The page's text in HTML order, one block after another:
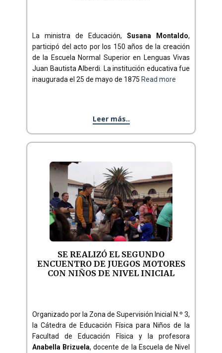
La ministra de Educación, Susana Montaldo,
participó del acto por los 150 años de la creación
de la Escuela Normal Superior en Lenguas Vivas
Juan Bautista Alberdi. La institución educativa fue
inaugurada el 25 de mayo de 1875 Read more
Leer más..
SE REALIZÓ EL SEGUNDO
ENCUENTRO DE JUEGOS MOTORES
CON NIÑOS DE NIVEL INICIAL
Organizado por la Zona de Supervisión Inicial N.º 3,
la Cátedra de Educación Física para Niños de la
Facultad de Educación Física y la profesora
Anabella Brizuela, docente de la Escuela de Nivel